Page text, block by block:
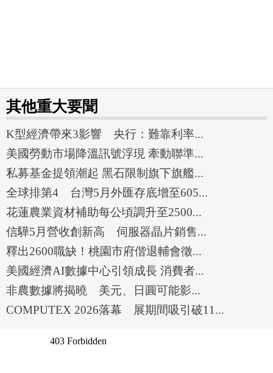
其他重大要聞
K型經濟帶來3影響 央行：難靠利率...
美國勞動市場降溫訊號浮現 牽動聯準...
私募基金提領潮起 黑石限制旗下旗艦...
全球排第4 台灣5月外匯存底增至605...
花蓮農業資材補助每公頃調升至2500...
信驊5月營收創新高 伺服器晶片銷售...
釋出2600職缺！桃園市府偕退輔會徵...
美國經濟AI數據中心引領成長 消費者...
非農數據將揭曉 美元、日圓可能影...
COMPUTEX 2026落幕 展期間吸引破11...